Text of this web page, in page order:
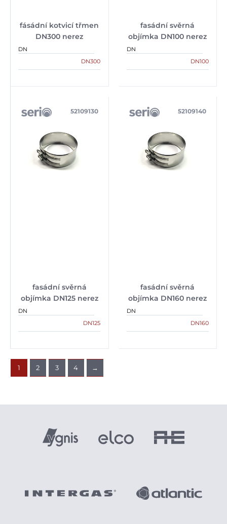
fásádní kotvicí třmen
DN300 nerez
DN
DN300
fasádní svěrná
objímka DN100 nerez
DN
DN100
fasádní svěrná
objímka DN125 nerez
52109130
DN
DN125
fasádní svěrná
objímka DN160 nerez
52109140
DN
DN160
1 2 3 4 →